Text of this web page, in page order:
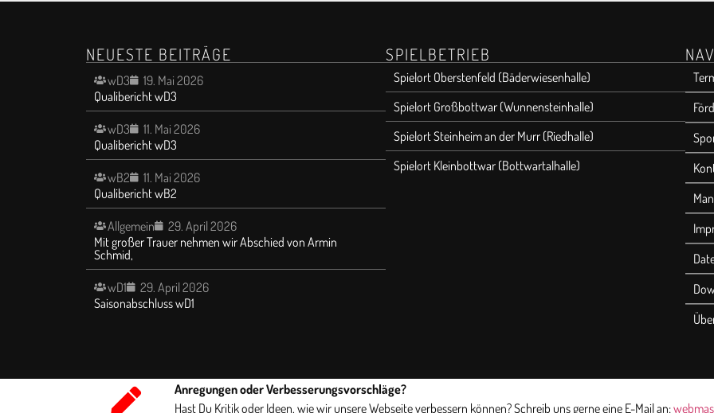
NEUESTE BEITRÄGE
wD3
19. Mai 2026
Qualibericht wD3
wD3
11. Mai 2026
Qualibericht wD3
wB2
11. Mai 2026
Qualibericht wB2
Allgemein
29. April 2026
Mit großer Trauer nehmen wir Abschied von Armin
Schmid,
wD1
29. April 2026
Saisonabschluss wD1
SPIELBETRIEB
Spielort Oberstenfeld (Bäderwiesenhalle)
Spielort Großbottwar (Wunnensteinhalle)
Spielort Steinheim an der Murr (Riedhalle)
Spielort Kleinbottwar (Bottwartalhalle)
Anregungen oder Verbesserungsvorschläge?
Hast Du Kritik oder Ideen, wie wir unsere Webseite verbessern können? Schreib uns gerne eine E-Mail an: